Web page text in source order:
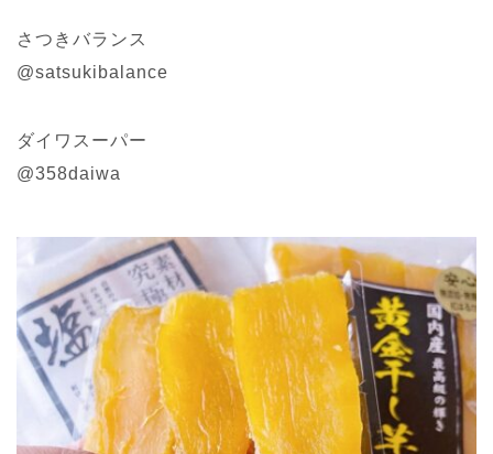
さつきバランス
@satsukibalance
ダイワスーパー
@358daiwa